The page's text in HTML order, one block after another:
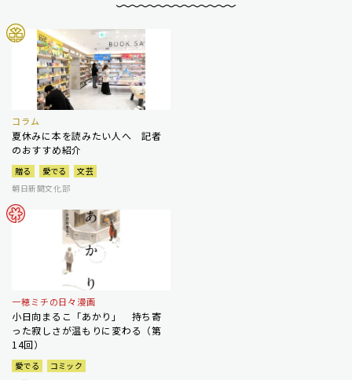
コラム
夏休みに本を読みたい人へ 記者
のおすすめ紹介
贈る 愛でる
文芸
朝日新聞文化部
一穂ミチの日々漫画
小日向まるこ「あかり」 持ち寄
った寂しさが温もりに変わる（第
14回）
愛でる
コミック